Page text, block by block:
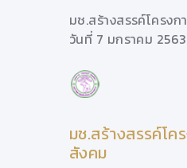
มช.สร้างสรรค์โครง
วันที่ 7 มกราคม 2563
มช.สร้างสรรค์โค
สังคม